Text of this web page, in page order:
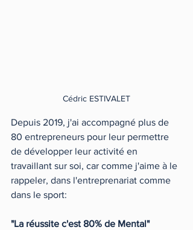
Cédric ESTIVALET
Depuis 2019, j'ai accompagné plus de
80 entrepreneurs pour leur permettre
de développer leur activité en
travaillant sur soi, car comme j'aime à le
rappeler, dans l'entreprenariat comme
dans le sport:
"La réussite c'est 80% de Mental"